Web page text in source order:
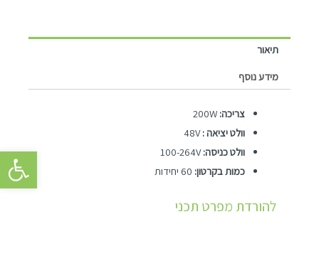
פתח
תיאור
מידע נוסף
צריכה:
וולט יציאה :48V
וולט כניסה:100-264V
כמות בקרטון:
להורדת מפרט תכני